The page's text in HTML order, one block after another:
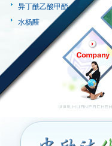
异丁酰乙酸甲酯
水杨醛